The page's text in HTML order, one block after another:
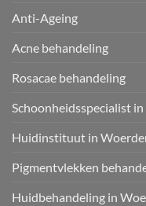
Anti-Ageing
Acne behandeling
Rosacae behandeling
Schoonheidsspecialist
Huidinstituut in
Pigmentvlekken
Huidbehandeling in